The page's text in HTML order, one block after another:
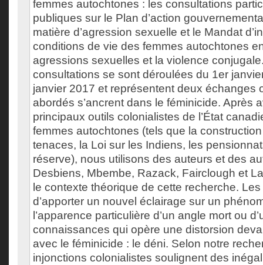
femmes autochtones : les consultations
publiques sur le Plan d’action
matière d’agression sexuelle et le Mandat
conditions de vie des femmes autochtones
agressions sexuelles et la violence
consultations se sont déroulées du 1er
janvier 2017 et représentent deux échanges
abordés s’ancrent dans le féminicide. Après
principaux outils colonialistes de l’État
femmes autochtones (tels que la
tenaces, la Loi sur les Indiens, les
réserve), nous utilisons des auteurs et des
Desbiens, Mbembe, Razack, Fairclough et
le contexte théorique de cette recherche.
d’apporter un nouvel éclairage sur un
l’apparence particulière d’un angle mort ou
connaissances qui opère une distorsion
avec le féminicide : le déni. Selon notre
injonctions colonialistes soulignent des